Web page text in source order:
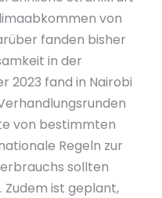
von
fanden bisher
in der
2023 fand in Nairobi
von bestimmten
Regeln zur
sollten
ist geplant,